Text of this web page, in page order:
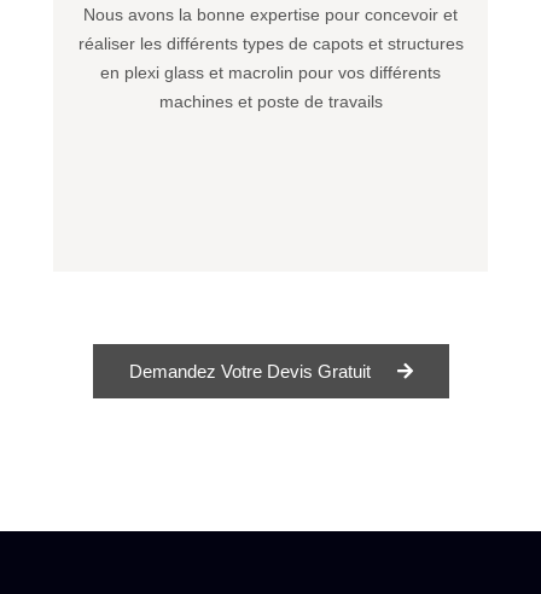
Nous avons la bonne expertise pour concevoir et
réaliser les différents types de capots et structures
en plexi glass et macrolin pour vos différents
machines et poste de travails
Demandez Votre Devis Gratuit